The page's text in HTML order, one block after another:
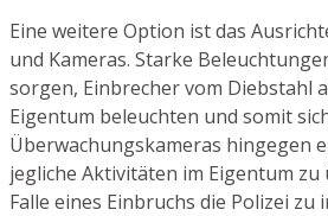
Eine weitere Option ist das
und Kameras. Starke
sorgen, Einbrecher vom Diebstahl
Eigentum beleuchten und somit
Überwachungskameras hingegen
jegliche Aktivitäten im Eigentum zu
Falle eines Einbruchs die Polizei zu